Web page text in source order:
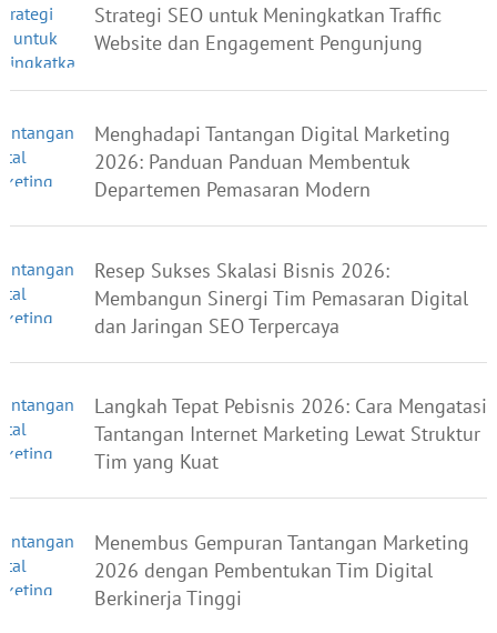
Strategi SEO untuk Meningkatkan Traffic
Website dan Engagement Pengunjung
Menghadapi Tantangan Digital Marketing
2026: Panduan Panduan Membentuk
Departemen Pemasaran Modern
Resep Sukses Skalasi Bisnis 2026:
Membangun Sinergi Tim Pemasaran Digital
dan Jaringan SEO Terpercaya
Langkah Tepat Pebisnis 2026: Cara Mengatasi
Tantangan Internet Marketing Lewat Struktur
Tim yang Kuat
Menembus Gempuran Tantangan Marketing
2026 dengan Pembentukan Tim Digital
Berkinerja Tinggi